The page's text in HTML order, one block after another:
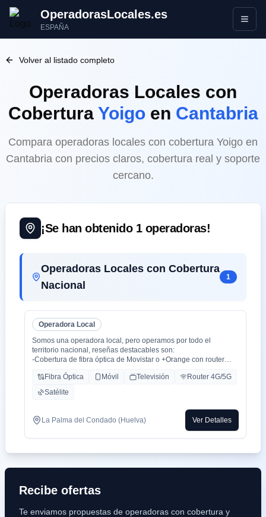
OperadorasLocales.es
ESPAÑA Abrir
Volver al listado completo
Operadoras Locales con
Cobertura Yoigoen Cantabria
Compara operadoras locales con cobertura Yoigo en
Cantabria con precios claros, cobertura real y soporte
cercano.
¡Se han obtenido 1operadoras!
Operadoras Locales con Cobertura
Nacional
1
Operadora Local
Somos una operadora local, pero operamos por todo el
territorio nacional, reseñas destacables son:
-Cobertura de fibra óptica de Movistar o +Orange con router
-Cobertura movil con triple cobertura Orange, Yoigo y Movistar
-TV con todo el deporte o con toda la plataformas de cine y
series como Netflix, HBO, Amazon Prime, Apple TV, Disney+
-También somos colaboradores con alarmas de la marca ADT
con la mayor red de alarma de Europa.
cliente es humana y rapidez en solución de problemas que es
Fibra Óptica Móvil Televisión
Router 4G/5G
Satélite
La Palma del Condado (Huelva) Ver Detalles
Recibe ofertas
Te enviamos propuestas de operadoras con cobertura y